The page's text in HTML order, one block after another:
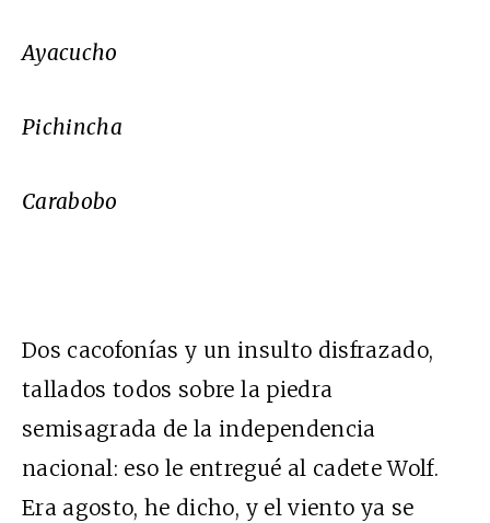
Ayacucho
Pichincha
Carabobo
Dos cacofonías y un insulto disfrazado,
tallados todos sobre la piedra
semisagrada de la independencia
nacional: eso le entregué al cadete Wolf.
Era agosto, he dicho, y el viento ya se